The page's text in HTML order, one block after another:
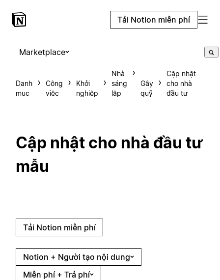
Tải Notion miễn phí
Marketplace
Danh
mục
Công
việc
Khởi
nghiệp
Nhà
sáng
lập
Gây
quỹ
Cập nhật
cho nhà
đầu tư
Cập nhật cho nhà đầu tư
mẫu
Tải Notion miễn phí
Notion + Người tạo nội dung
Miễn phí + Trả phí